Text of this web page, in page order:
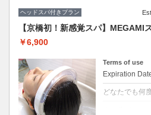
ヘッドスパ付きプラン
【京橋初！新感覚スパ】MEGAMI
￥6,900
Terms of use
Expiration
どなたでも何